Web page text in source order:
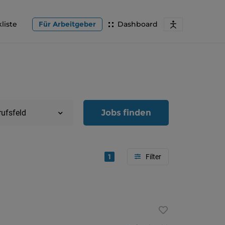
Dashboard
Für Arbeitgeber
Jobs finden
1